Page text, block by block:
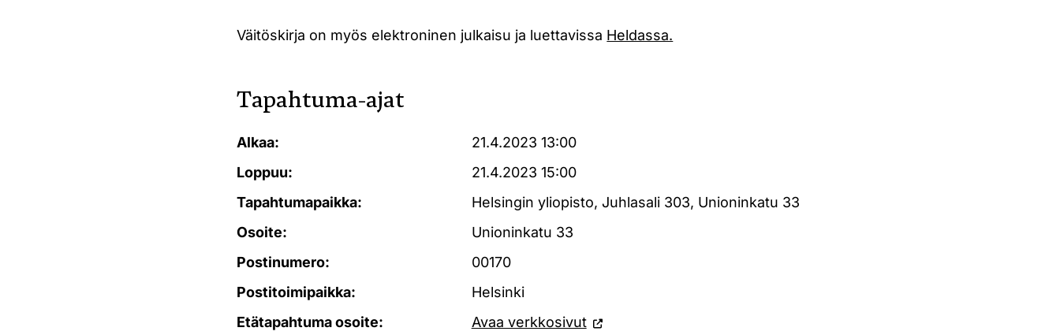
Väitöskirja on myös elektroninen julkaisu ja luettavissa Heldassa.
Tapahtuma-ajat
Alkaa:
21.4.2023 13:00
Loppuu:
21.4.2023 15:00
Tapahtumapaikka:
Helsingin yliopisto, Juhlasali 303, Unioninkatu 33
Osoite:
Unioninkatu 33
Postinumero:
00170
Postitoimipaikka:
Helsinki
Etätapahtuma osoite:
Avaa verkkosivut